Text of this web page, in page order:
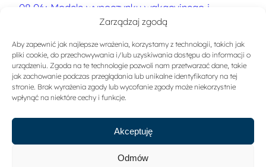
Zarządzaj zgodą
Aby zapewnić jak najlepsze wrażenia, korzystamy z technologii, takich jak
pliki cookie, do przechowywania i/lub uzyskiwania dostępu do informacji o
urządzeniu. Zgoda na te technologie pozwoli nam przetwarzać dane, takie
jak zachowanie podczas przeglądania lub unikalne identyfikatory na tej
stronie. Brak wyrażenia zgody lub wycofanie zgody może niekorzystnie
wpłynąć na niektóre cechy i funkcje.
Akceptuję
Odmów
08.06: Modele wypoczynku wakacyjnego i
weekendowego w Polsce. Turystyka jako czynnik
przemian społecznych
Słowa kluczowe: Turystyka kwalifikowana
Sygnatura:A-975